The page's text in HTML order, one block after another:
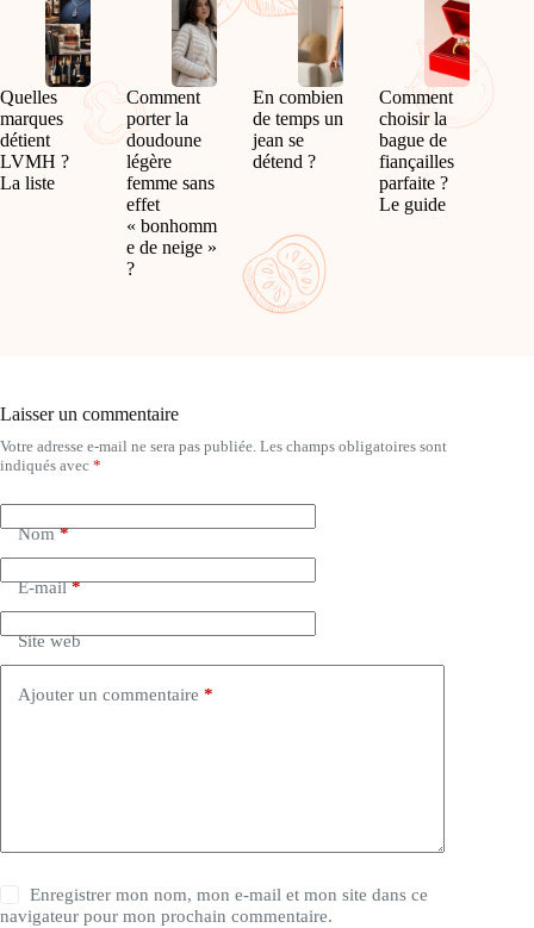
Quelles
marques
détient
LVMH ?
La liste
Comment
porter la
doudoune
légère
femme sans
effet
« bonhomm
e de neige »
?
En combien
de temps un
jean se
détend ?
Comment
choisir la
bague de
fiançailles
parfaite ?
Le guide
Laisser un commentaire
Votre adresse e-mail ne sera pas publiée. Les champs obligatoires sont
indiqués avec *
Nom*
E-mail*
Site web
Ajouter un commentaire *
Enregistrer mon nom, mon e-mail et mon site dans ce
navigateur pour mon prochain commentaire.
A
l
r
n
a
v
e